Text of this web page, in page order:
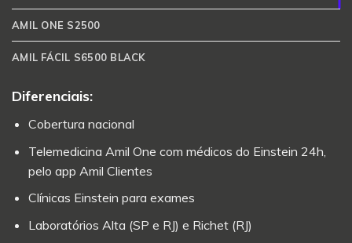
AMIL ONE S2500
AMIL FÁCIL S6500 BLACK
Diferenciais:
Cobertura nacional
Telemedicina Amil One com médicos do Einstein 24h,
pelo app Amil Clientes
Clínicas Einstein para exames
Laboratórios Alta (SP e RJ) e Richet (RJ)